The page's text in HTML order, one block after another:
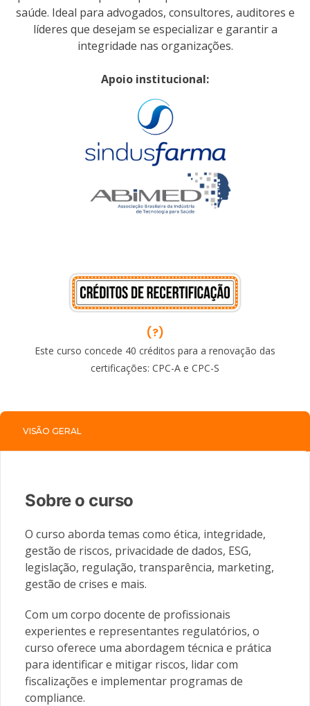
saúde. Ideal para advogados, consultores, auditores e
líderes que desejam se especializar e garantir a
integridade nas organizações.
Apoio institucional:
(?)
Este curso concede 40 créditos para a renovação das
certificações: CPC-A e CPC-S
VISÃO GERAL
Sobre o curso
O curso aborda temas como ética, integridade,
gestão de riscos, privacidade de dados, ESG,
legislação, regulação, transparência, marketing,
gestão de crises e mais.
Com um corpo docente de profissionais
experientes e representantes regulatórios, o
curso oferece uma abordagem técnica e prática
para identificar e mitigar riscos, lidar com
fiscalizações e implementar programas de
compliance.